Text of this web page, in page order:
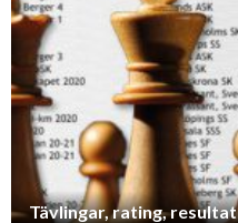
Tävlingar, rating, resultat